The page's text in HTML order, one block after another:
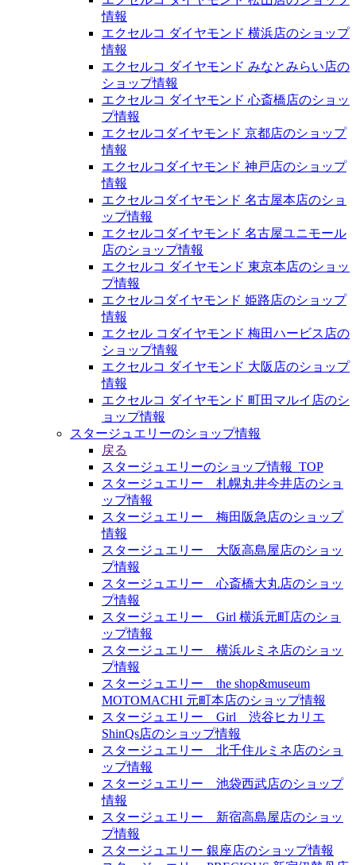
情報
エクセルコ ダイヤモンド 横浜店のショップ
情報
エクセルコ ダイヤモンド みなとみらい店の
ショップ情報
エクセルコ ダイヤモンド 心斎橋店のショッ
プ情報
エクセルコダイヤモンド 京都店のショップ
情報
エクセルコダイヤモンド 神戸店のショップ
情報
エクセルコダイヤモンド 名古屋本店のショ
ップ情報
エクセルコダイヤモンド 名古屋ユニモール
店のショップ情報
エクセルコ ダイヤモンド 東京本店のショッ
プ情報
エクセルコダイヤモンド 姫路店のショップ
情報
エクセル コダイヤモンド 梅田ハービス店の
ショップ情報
エクセルコ ダイヤモンド 大阪店のショップ
情報
エクセルコ ダイヤモンド 町田マルイ店のシ
ョップ情報
スタージュエリーのショップ情報
戻る
スタージュエリーのショップ情報_TOP
スタージュエリー 札幌丸井今井店のショ
ップ情報
スタージュエリー 梅田阪急店のショップ
情報
スタージュエリー 大阪高島屋店のショッ
プ情報
スタージュエリー 心斎橋大丸店のショッ
プ情報
スタージュエリー Girl 横浜元町店のショ
ップ情報
スタージュエリー 横浜ルミネ店のショッ
プ情報
スタージュエリー the shop&museum
MOTOMACHI 元町本店のショップ情報
スタージュエリー Girl 渋谷ヒカリエ
ShinQs店のショップ情報
スタージュエリー 北千住ルミネ店のショ
ップ情報
スタージュエリー 池袋西武店のショップ
情報
スタージュエリー 新宿高島屋店のショッ
プ情報
スタージュエリー 銀座店のショップ情報